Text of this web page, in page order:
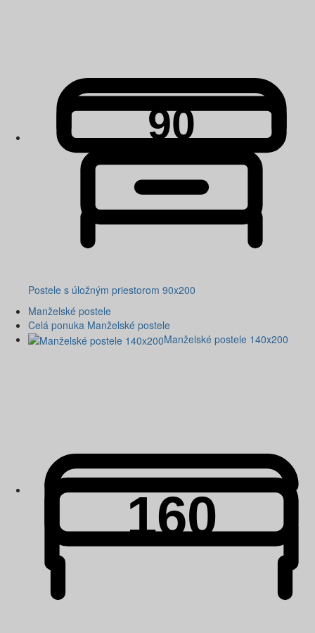
Postele s úložným priestorom 90x200
Manželské postele
Celá ponuka Manželské postele
Manželské postele 140x200